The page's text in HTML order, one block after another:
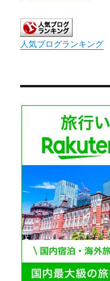
人気ブログランキング